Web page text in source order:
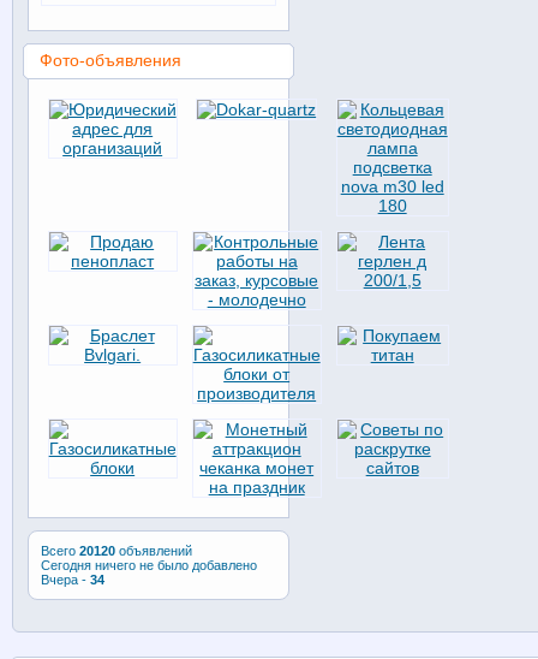
Фото-объявления
Всего 20120объявлений
Сегодня ничего не было добавлено
Вчера - 34